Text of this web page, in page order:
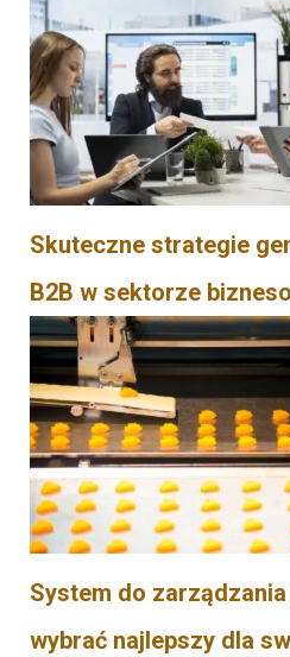
Skuteczne strategie
B2B w sektorze
System do
wybrać najlepszy dla